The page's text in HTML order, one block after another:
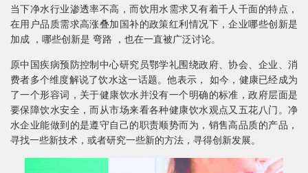
当下净水行业渗透率不高，而饮用水需求又有着千人千面的特点，
在用户品质需求高涨叠加国补的政策红利情况下，企业哪些创新是
加成 ，哪些创新是 弯路 ，也在一直被广泛讨论。
原中国疾病预防控制中心研究员鄂学礼围绕政府、协会、企业、消
费者多个维度解说了饮水这一话题。他表示， 如今，健康已经成为
了一个形容词，关于健康饮水并没有一个明确的标准，政府层面是
要保障饮水安全，而从市场来看各种健康饮水观点又五花八门。净
水企业能做到的是遵守自己的职责顺势而为，销售高品质的产品，
寻找一些新技术，或者研究一些新的方法，寻得创新发展。